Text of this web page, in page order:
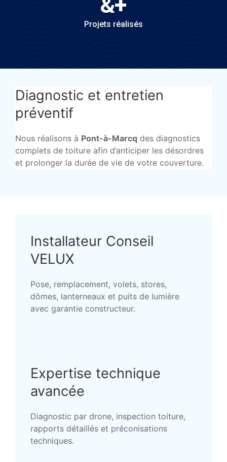
Projets réalisés
Diagnostic et entretien
préventif
Nous réalisons à Pont-à-Marcq des diagnostics
complets de toiture afin d’anticiper les désordres
et prolonger la durée de vie de votre couverture.
Installateur Conseil
VELUX
Pose, remplacement, volets, stores,
dômes, lanterneaux et puits de lumière
avec garantie constructeur.
Expertise technique
avancée
Diagnostic par drone, inspection toiture,
rapports détaillés et préconisations
techniques.